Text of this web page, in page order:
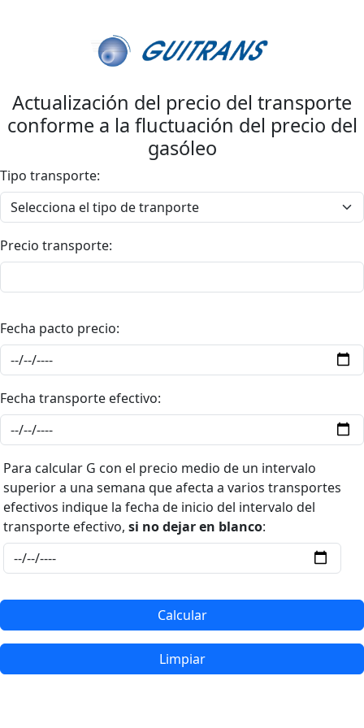
Actualización del precio del transporte
conforme a la fluctuación del precio del
gasóleo
Tipo transporte:
Precio transporte:
Fecha pacto precio:
Fecha transporte efectivo:
Para calcular G con el precio medio de un intervalo
superior a una semana que afecta a varios transportes
efectivos indique la fecha de inicio del intervalo del
transporte efectivo, si no dejar en blanco:
Calcular
Limpiar